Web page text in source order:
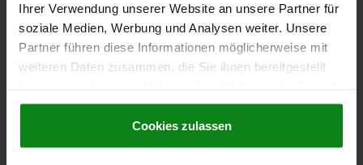
Ihrer Verwendung unserer Website an unsere Partner für
soziale Medien, Werbung und Analysen weiter. Unsere
Partner führen diese Informationen möglicherweise mit
weiteren Daten zusammen, die Sie ihnen bereitgestellt
gesammelt haben.Cookie Richtlinien
Datenschutz|AGB
Cookies zulassen
SCHARNIER AUSHÄNGBAR, LINKS 83,5X48,
LÄNGE=83,5
FLÜGELLÄNGE LINKS=26
FLÜGELLÄNGE RECHTS=57,5 BOHRUNGSABSTAND LINKS=15